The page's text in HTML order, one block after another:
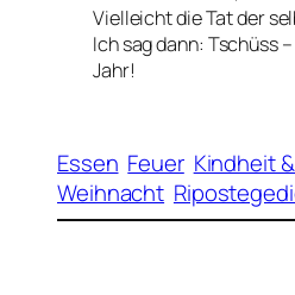
Vielleicht die Tat der
Ich sag dann: Tschüss
Jahr!
Essen Feuer Kindheit
Weihnacht